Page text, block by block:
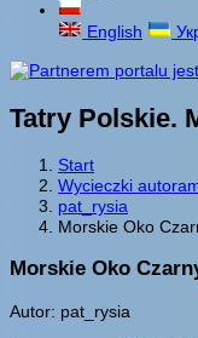
English
Tatry Polskie.
Start
Wycieczki
pat_rysia
Morskie Oko
Morskie Oko
Autor: pat_rysia